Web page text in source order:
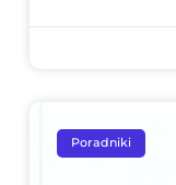
Poradniki